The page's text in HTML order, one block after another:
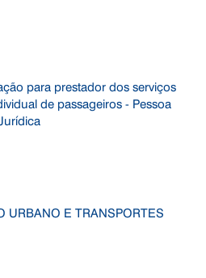
para prestador dos serviços
de passageiros - Pessoa